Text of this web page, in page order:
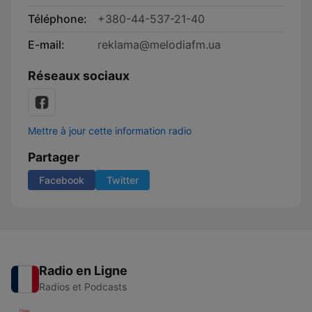
Téléphone:
+380-44-537-21-40
E-mail:
reklama@melodiafm.ua
Réseaux sociaux
Mettre à jour cette information radio
Partager
Facebook Twitter
Radio en Ligne
Radios et Podcasts